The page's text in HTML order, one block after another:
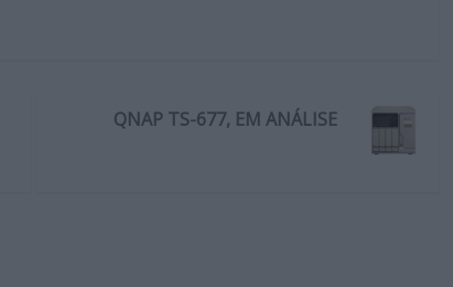
QNAP TS-677, EM ANÁLISE